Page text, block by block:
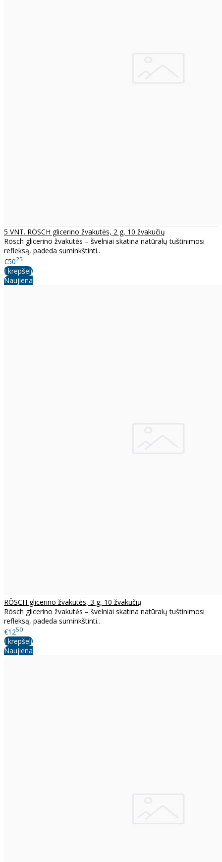
5 VNT. RÖSCH glicerino žvakutės, 2 g, 10 žvakučių
Rösch glicerino žvakutės – švelniai skatina natūralų tuštinimosi
refleksą, padeda suminkštinti..
€5025
Į krepšelį
Naujiena
RÖSCH glicerino žvakutės, 3 g, 10 žvakučių
Rösch glicerino žvakutės – švelniai skatina natūralų tuštinimosi
refleksą, padeda suminkštinti..
€1250
Į krepšelį
Naujiena